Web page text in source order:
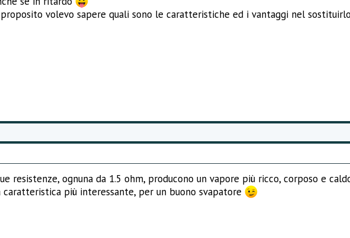
volevo sapere quali sono le caratteristiche ed i vantaggi nel
resistenze, ognuna da 1.5 ohm, producono un vapore più ricco, corposo e
caratteristica più interessante, per un buono svapatore